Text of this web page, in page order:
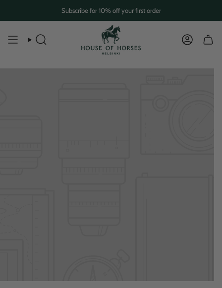
content
Subscribe for 10% off your first order
SEARCH